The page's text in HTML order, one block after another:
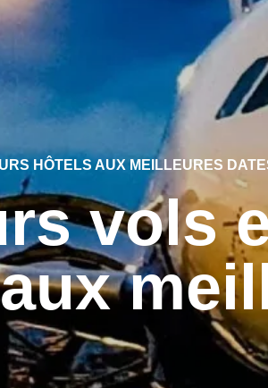
HÔTELS AUX MEILLEURES
vols